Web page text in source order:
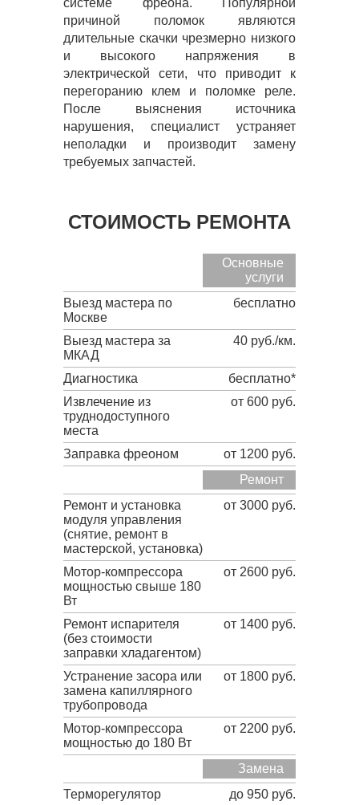
системе фреона. Популярной
причиной поломок являются
длительные скачки чрезмерно низкого
и высокого напряжения в
электрической сети, что приводит к
перегоранию клем и поломке реле.
После выяснения источника
нарушения, специалист устраняет
неполадки и производит замену
требуемых запчастей.
СТОИМОСТЬ РЕМОНТА
Основные
услуги
Выезд мастера по
Москве
бесплатно
Выезд мастера за
МКАД
40 руб./км.
Диагностика
бесплатно*
Извлечение из
труднодоступного
места
от 600 руб.
Заправка фреоном
от 1200 руб.
Ремонт
Ремонт и установка
модуля управления
(снятие, ремонт в
мастерской, установка)
от 3000 руб.
Мотор-компрессора
мощностью свыше 180
Вт
от 2600 руб.
Ремонт испарителя
(без стоимости
заправки хладагентом)
от 1400 руб.
Устранение засора или
замена капиллярного
трубопровода
от 1800 руб.
Мотор-компрессора
мощностью до 180 Вт
от 2200 руб.
Замена
Терморегулятор
до 950 руб.